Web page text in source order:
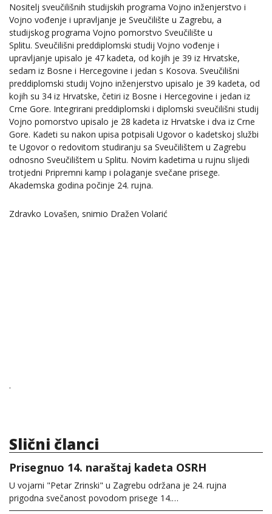
Nositelj sveučilišnih studijskih programa Vojno inženjerstvo i
Vojno vođenje i upravljanje je Sveučilište u Zagrebu, a
studijskog programa Vojno pomorstvo Sveučilište u
Splitu. Sveučilišni preddiplomski studij Vojno vođenje i
upravljanje upisalo je 47 kadeta, od kojih je 39 iz Hrvatske,
sedam iz Bosne i Hercegovine i jedan s Kosova. Sveučilišni
preddiplomski studij Vojno inženjerstvo upisalo je 39 kadeta, od
kojih su 34 iz Hrvatske, četiri iz Bosne i Hercegovine i jedan iz
Crne Gore. Integrirani preddiplomski i diplomski sveučilišni studij
Vojno pomorstvo upisalo je 28 kadeta iz Hrvatske i dva iz Crne
Gore. Kadeti su nakon upisa potpisali Ugovor o kadetskoj službi
te Ugovor o redovitom studiranju sa Sveučilištem u Zagrebu
odnosno Sveučilištem u Splitu. Novim kadetima u rujnu slijedi
trotjedni Pripremni kamp i polaganje svečane prisege.
Akademska godina počinje 24. rujna.
Zdravko Lovašen, snimio Dražen Volarić
.
Slični članci
Prisegnuo 14. naraštaj kadeta OSRH
U vojarni "Petar Zrinski" u Zagrebu održana je 24. rujna
prigodna svečanost povodom prisege 14.…